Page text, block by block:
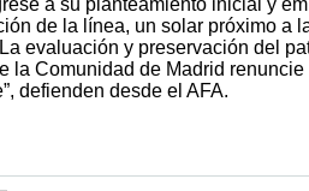
de la línea, un solar próximo a
evaluación y preservación del
la Comunidad de Madrid
defienden desde el AFA.